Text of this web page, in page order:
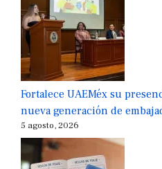
Fortalece UAEMéx su
nueva generación de
5 agosto, 2026